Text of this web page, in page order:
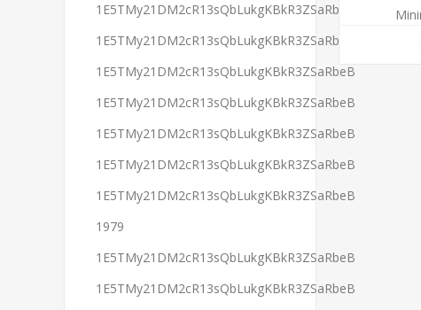
1E5TMy21DM2cR13sQbLukgKBkR3ZSaRbeB
1E5TMy21DM2cR13sQbLukgKBkR3ZSaRbeB
1E5TMy21DM2cR13sQbLukgKBkR3ZSaRbeB
1E5TMy21DM2cR13sQbLukgKBkR3ZSaRbeB
1E5TMy21DM2cR13sQbLukgKBkR3ZSaRbeB
1E5TMy21DM2cR13sQbLukgKBkR3ZSaRbeB
1E5TMy21DM2cR13sQbLukgKBkR3ZSaRbeB
1979
1E5TMy21DM2cR13sQbLukgKBkR3ZSaRbeB
1E5TMy21DM2cR13sQbLukgKBkR3ZSaRbeB